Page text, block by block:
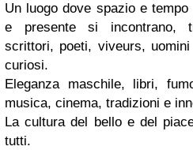
Un luogo dove spazio e
e presente si incontrano,
scrittori, poeti, viveurs,
curiosi.
Eleganza maschile, libri,
musica, cinema, tradizioni e
La cultura del bello e del
tutti.